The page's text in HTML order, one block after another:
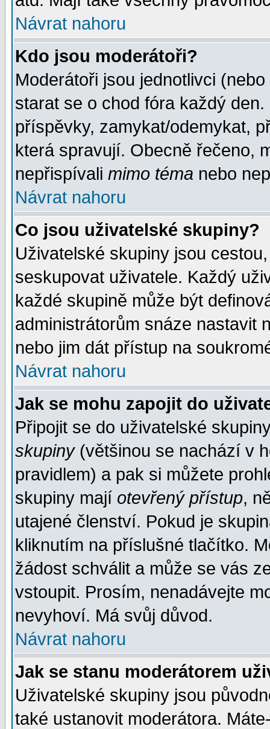
Návrat nahoru
Kdo jsou moderátoři?
Moderátoři jsou jednotlivci
starat se o chod fóra každý
příspěvky, zamykat/odemykat,
která spravují. Obecně řečeno,
nepřispívali mimo téma nebo
Návrat nahoru
Co jsou uživatelské skupiny?
Uživatelské skupiny jsou
seskupovat uživatele. Každý
každé skupině může být
administrátorům snáze nastavit
nebo jim dát přístup na
Návrat nahoru
Jak se mohu zapojit do
Připojit se do uživatelské
skupiny(většinou se nachází v
pravidlem) a pak si můžete
skupiny mají otevřený přístup,
utajené členství. Pokud je
kliknutím na příslušné tlačítko.
žádost schválit a může se vás
vstoupit. Prosím, nenadávejte
nevyhoví. Má svůj důvod.
Návrat nahoru
Jak se stanu moderátorem
Uživatelské skupiny jsou
také ustanovit moderátora.